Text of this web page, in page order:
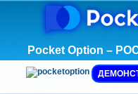
Pocket Option –